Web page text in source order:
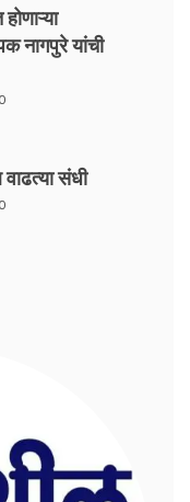
नागपुरे यांची
संधी